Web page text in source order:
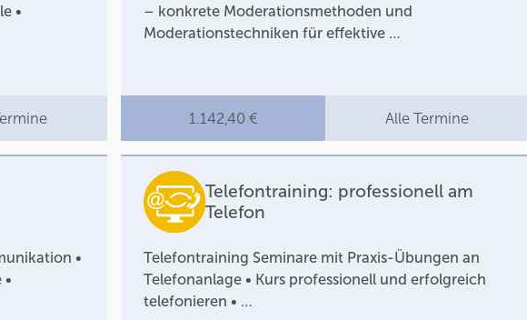
•
– konkrete Moderationsmethoden und
Moderationstechniken für effektive …
1.142,40 € Alle Termine
•
Telefontraining: professionell am
Telefon
Telefontraining Seminare mit Praxis-Übungen an
Telefonanlage • Kurs professionell und erfolgreich
telefonieren • …